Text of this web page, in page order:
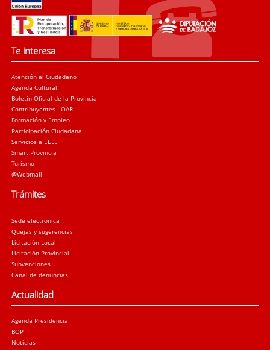
Te interesa
Atención al Ciudadano
Agenda Cultural
Boletín Oficial de la Provincia
Contribuyentes - OAR
Formación y Empleo
Participación Ciudadana
Servicios a EELL
Smart Provincia
Turismo
@Webmail
Trámites
Sede electrónica
Quejas y sugerencias
Licitación Local
Licitación Provincial
Subvenciones
Canal de denuncias
Actualidad
Agenda Presidencia
BOP
Noticias